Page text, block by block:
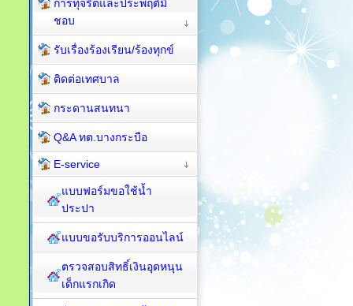
การทุจริตและประพฤติมิ
ชอบ
รับเรื่องร้องเรียน/ร้องทุกข์
ติดต่อเทศบาล
กระดานสนทนา
Q&A ทต.บางกระบือ
E-service
แบบฟอร์มขอใช้น้ำ
ประปา
แบบขอรับบริการออนไลน์
ตรวจสอบสิทธิ์เงินอุดหนุน
เด็กแรกเกิด